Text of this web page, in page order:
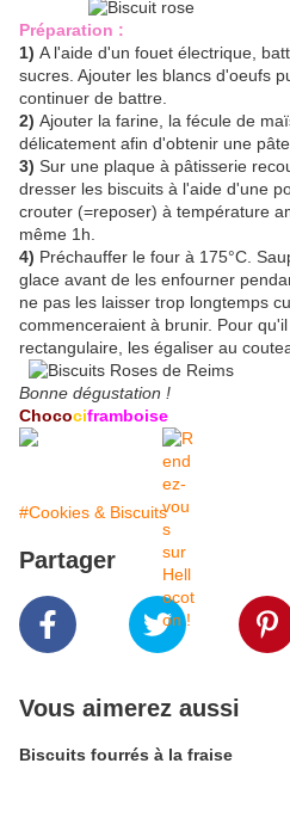
Préparation :
1) A l'aide d'un fouet électrique,
sucres. Ajouter les blancs d'oeufs
continuer de battre.
2) Ajouter la farine, la fécule de
délicatement afin d'obtenir une
3) Sur une plaque à pâtisserie
dresser les biscuits à l'aide d'une
crouter (=reposer) à température
même 1h.
4) Préchauffer le four à 175°C.
glace avant de les enfourner
ne pas les laisser trop longtemps
commenceraient à brunir. Pour
rectangulaire, les égaliser au
Bonne dégustation !
Chocociframboise
#Cookies & Biscuits
Partager
Vous aimerez aussi
Biscuits fourrés à la fraise